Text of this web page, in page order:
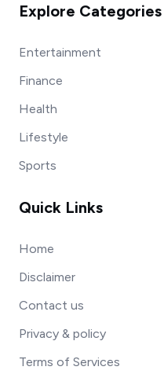
Explore Categories
Entertainment
Finance
Health
Lifestyle
Sports
Quick Links
Home
Disclaimer
Contact us
Privacy & policy
Terms of Services